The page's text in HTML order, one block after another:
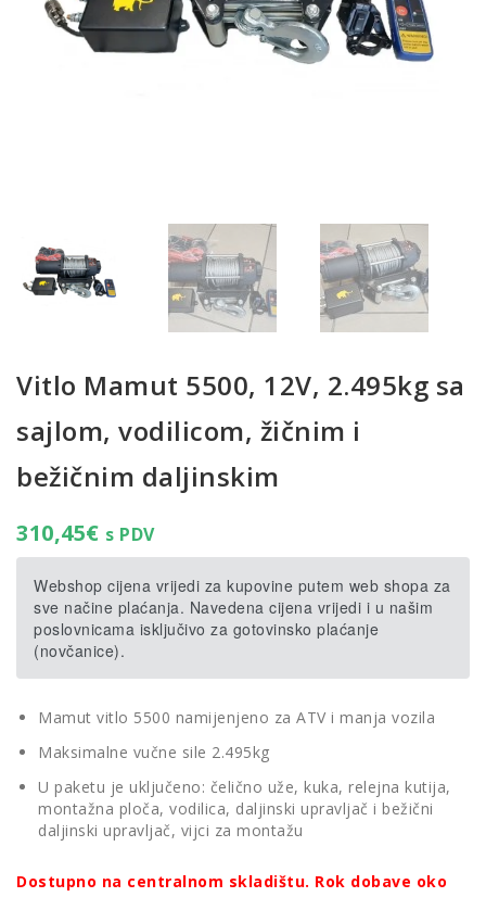
Vitlo Mamut 5500, 12V, 2.495kg sa
sajlom, vodilicom, žičnim i
bežičnim daljinskim
310,45€ s PDV
Webshop cijena vrijedi za kupovine putem web shopa za
sve načine plaćanja. Navedena cijena vrijedi i u našim
poslovnicama isključivo za gotovinsko plaćanje
(novčanice).
Mamut vitlo 5500 namijenjeno za ATV i manja vozila
Maksimalne vučne sile 2.495kg
U paketu je uključeno: čelično uže, kuka, relejna kutija,
montažna ploča, vodilica, daljinski upravljač i bežični
daljinski upravljač, vijci za montažu
Dostupno na centralnom skladištu. Rok dobave oko